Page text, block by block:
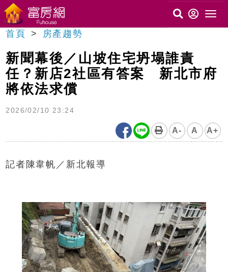
首頁 房產趨勢
新聞幕後／山坡住宅坍塌誰責
任？新店2社區有答案 新北市府
將依法求償
2026/02/10 23:24
A- A A+
記者陳韋帆／新北報導